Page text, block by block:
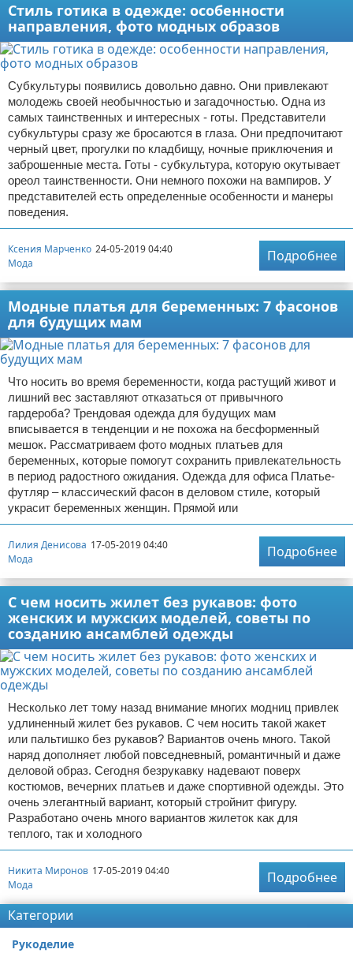
Стиль готика в одежде: особенности
направления, фото модных образов
Субкультуры появились довольно давно. Они привлекают
молодежь своей необычностью и загадочностью. Одна из
самых таинственных и интересных - готы. Представители
субкультуры сразу же бросаются в глаза. Они предпочитают
черный цвет, прогулки по кладбищу, ночные приключения и
заброшенные места. Готы - субкультура, которую окутывает
ореол таинственности. Они немного похожи на вампиров. У
представителей есть определенные особенности и манеры
поведения.
Ксения Марченко 24-05-2019 04:40
Мода
Подробнее
Модные платья для беременных: 7 фасонов
для будущих мам
Что носить во время беременности, когда растущий живот и
лишний вес заставляют отказаться от привычного
гардероба? Трендовая одежда для будущих мам
вписывается в тенденции и не похожа на бесформенный
мешок. Рассматриваем фото модных платьев для
беременных, которые помогут сохранить привлекательность
в период радостного ожидания. Одежда для офиса Платье-
футляр – классический фасон в деловом стиле, который
украсит беременных женщин. Прямой или
Лилия Денисова 17-05-2019 04:40
Мода
Подробнее
С чем носить жилет без рукавов: фото
женских и мужских моделей, советы по
созданию ансамблей одежды
Несколько лет тому назад внимание многих модниц привлек
удлиненный жилет без рукавов. С чем носить такой жакет
или пальтишко без рукавов? Вариантов очень много. Такой
наряд дополняет любой повседневный, романтичный и даже
деловой образ. Сегодня безрукавку надевают поверх
костюмов, вечерних платьев и даже спортивной одежды. Это
очень элегантный вариант, который стройнит фигуру.
Разработано очень много вариантов жилеток как для
теплого, так и холодного
Никита Миронов 17-05-2019 04:40
Мода
Подробнее
Категории
Рукоделие